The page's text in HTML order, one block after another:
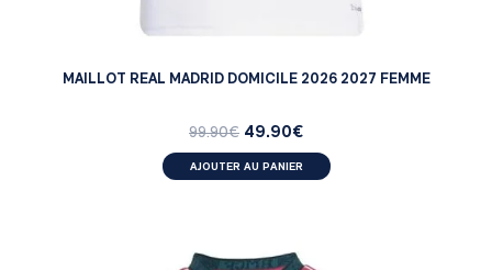
MAILLOT REAL MADRID DOMICILE 2026 2027 FEMME
99.90€ 49.90€
AJOUTER AU PANIER